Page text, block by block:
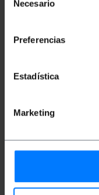
Necesario
Preferencias
Estadística
Marketing
Enden. Es
cm und ist 3 m
Headsets.
Maße und Gewichte
Gewicht: